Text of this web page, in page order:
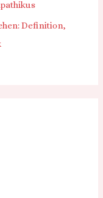
Definition,